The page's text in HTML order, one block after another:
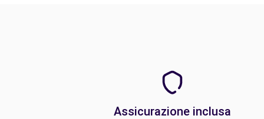
Assicurazione inclusa